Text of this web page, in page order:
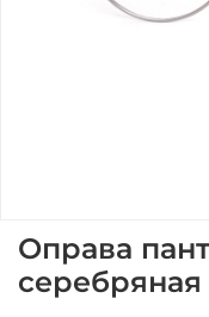
Оправа
серебряная